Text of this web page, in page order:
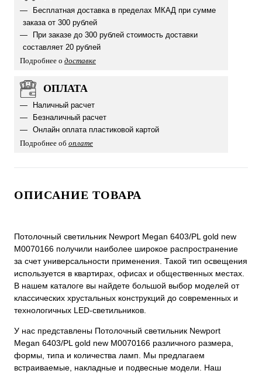
Бесплатная доставка в пределах МКАД при сумме
заказа от 300 рублей
При заказе до 300 рублей стоимость доставки
составляет 20 рублей
Подробнее о доставке
ОПЛАТА
Наличный расчет
Безналичный расчет
Онлайн оплата пластиковой картой
Подробнее об оплате
ОПИСАНИЕ ТОВАРА
Потолочный светильник Newport Megan 6403/PL gold new
М0070166 получили наиболее широкое распространение
за счет универсальности применения. Такой тип освещения
используется в квартирах, офисах и общественных местах.
В нашем каталоге вы найдете большой выбор моделей от
классических хрустальных конструкций до современных и
технологичных LED-светильников.
У нас представлены Потолочный светильник Newport
Megan 6403/PL gold new М0070166 различного размера,
формы, типа и количества ламп. Мы предлагаем
встраиваемые, накладные и подвесные модели. Наш